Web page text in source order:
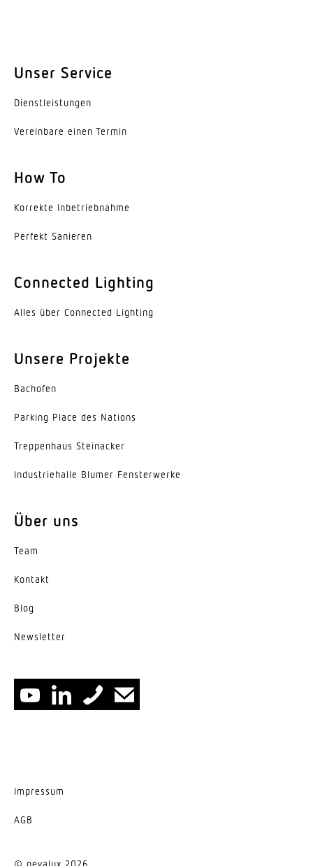
Unser Service
Dienst­leis­tungen
Vereinbare einen Termin
How To
Korrekte Inbe­trieb­nahme
Perfekt Sanieren
Connected Lighting
Alles über Connected Lighting
Unsere Projekte
Bachofen
Parking Place des Nations
Trep­penhaus Steinacker
Indus­trie­halle Blumer Fensterwerke
Über uns
Team
Kontakt
Blog
News­letter
Impressum
AGB
© nevalux 2026